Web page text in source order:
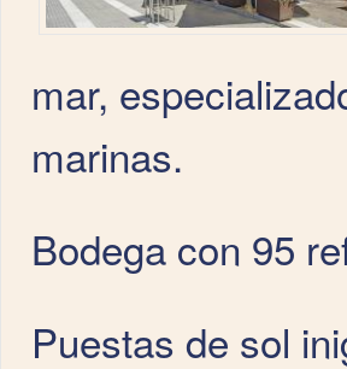
mar,
marinas.
Bodega con 95
Puestas de sol